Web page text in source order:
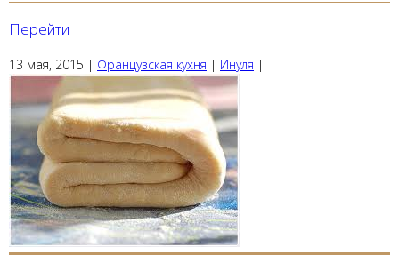
Перейти
13 мая, 2015 | Французская кухня | Инуля |